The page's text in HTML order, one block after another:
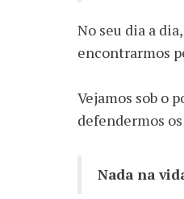
No seu dia a
encontrarmos
Vejamos sob o
defendermos
Nada na